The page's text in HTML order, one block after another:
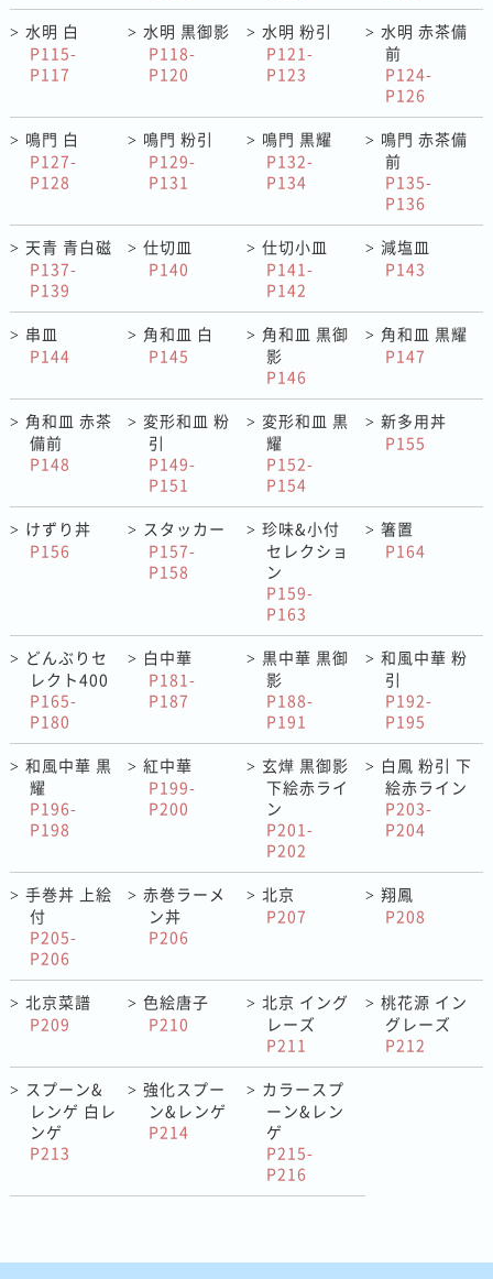
> 水明 白
P115-
P117
>水明 黒御影
P118-
P120
> 水明 粉引
P121-
P123
> 水明 赤茶備
前
P124-
P126
> 鳴門 白
P127-
P128
> 鳴門 粉引
P129-
P131
> 鳴門 黒耀
P132-
P134
> 鳴門 赤茶備
前
P135-
P136
> 天青 青白磁
P137-
P139
>仕切皿
P140
> 仕切小皿
P141-
P142
> 減塩皿
P143
> 串皿
P144
> 角和皿 白
P145
> 角和皿 黒御
影
P146
> 角和皿 黒耀
P147
> 角和皿 赤茶
備前
P148
> 変形和皿 粉
引
P149-
P151
> 変形和皿 黒
耀
P152-
P154
> 新多用丼
P155
> けずり丼
P156
> スタッカー
P157-
P158
> 珍味&小付
セレクショ
ン
P159-
P163
> 箸置
P164
> どんぶりセ
レクト400
P165-
P180
> 白中華
P181-
P187
> 黒中華 黒御
影
P188-
P191
> 和風中華 粉
引
P192-
P195
> 和風中華 黒
耀
P196-
P198
>紅中華
P199-
P200
> 玄燁 黒御影
下絵赤ライ
ン
P201-
P202
> 白鳳 粉引 下
絵赤ライン
P203-
P204
> 手巻丼 上絵
付
P205-
P206
>赤巻ラーメ
ン丼
P206
> 北京
P207
> 翔鳳
P208
> 北京菜譜
P209
>色絵唐子
P210
> 北京 イング
レーズ
P211
> 桃花源 イン
グレーズ
P212
> スプーン&
レンゲ 白レ
ンゲ
P213
>強化スプー
ン&レンゲ
P214
> カラースプ
ーン&レン
ゲ
P215-
P216